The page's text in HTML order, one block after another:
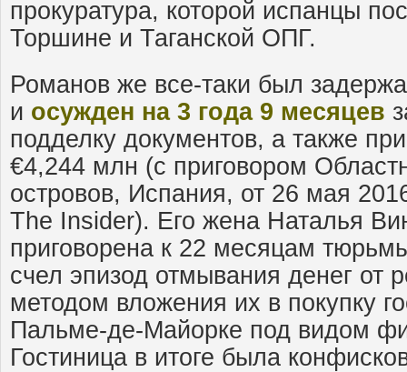
прокуратура, которой испанцы
Торшине и Таганской ОПГ.
Романов же все-таки был
и осужден на 3 года 9 месяцев
подделку документов, а также
€4,244 млн (с приговором
островов, Испания, от 26 мая
The Insider). Его жена Наталья
приговорена к 22 месяцам
счел эпизод отмывания денег от
методом вложения их в покупку
Пальме-де-Майорке под видом
Гостиница в итоге была